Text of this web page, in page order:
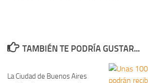
TAMBIÉN TE PODRÍA GUSTAR...
La Ciudad de Buenos Aires